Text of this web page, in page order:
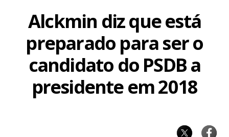
Alckmin diz que está
preparado para ser o
candidato do PSDB a
presidente em 2018